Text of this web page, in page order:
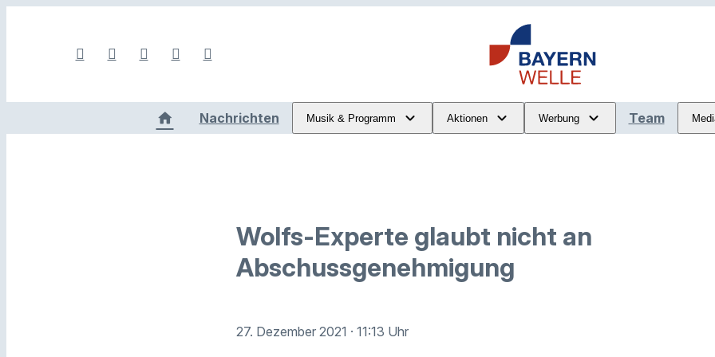
Nachrichten Musik & Programm Aktionen Werbung Team
Wolfs-Experte glaubt nicht an
Abschussgenehmigung
27. Dezember 2021 · 11:13 Uhr